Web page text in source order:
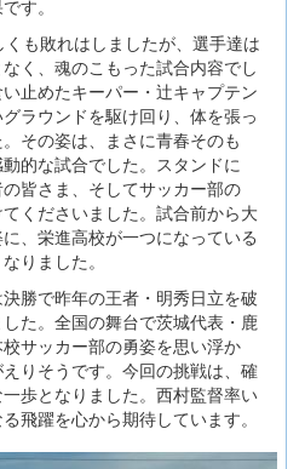
す。
も敗れはしましたが、選手達は
く、魂のこもった試合内容でし
止めたキーパー・辻キャプテン
ラウンドを駆け回り、体を張っ
その姿は、まさに青春そのも
的な試合でした。スタンドに
皆さま、そしてサッカー部の
くださいました。試合前から大
、栄進高校が一つになっている
りました。
勝で昨年の王者・明秀日立を破
た。全国の舞台で茨城代表・鹿
サッカー部の勇姿を思い浮か
りそうです。今回の挑戦は、確
歩となりました。西村監督率い
飛躍を心から期待しています。